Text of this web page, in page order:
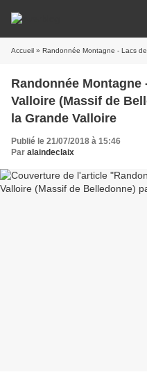
Accueil » Randonnée Montagne - Lacs de la Grande
Randonnée Montagne
Valloire (Massif de
la Grande Valloire
Publié le 21/07/2018 à 15:46
Par alaindeclaix